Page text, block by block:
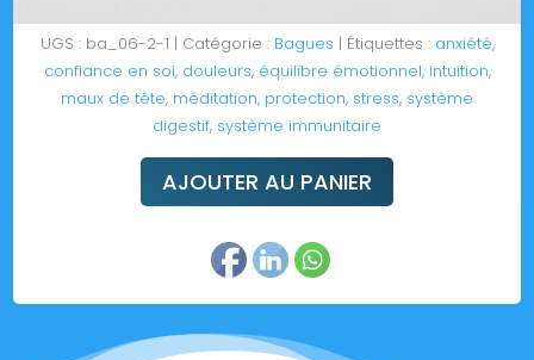
UGS : ba_06-2-1 Catégorie : Bagues Étiquettes : anxiété,
confiance en soi, douleurs, équilibre émotionnel, intuition,
maux de tête, méditation, protection, stress, système
digestif, système immunitaire
AJOUTER AU PANIER